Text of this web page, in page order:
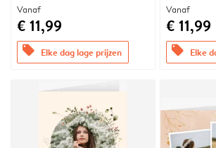
Vanaf
€ 11,99
offers Elke dag lage prijzen
Vanaf
€ 11,99
offers Elke